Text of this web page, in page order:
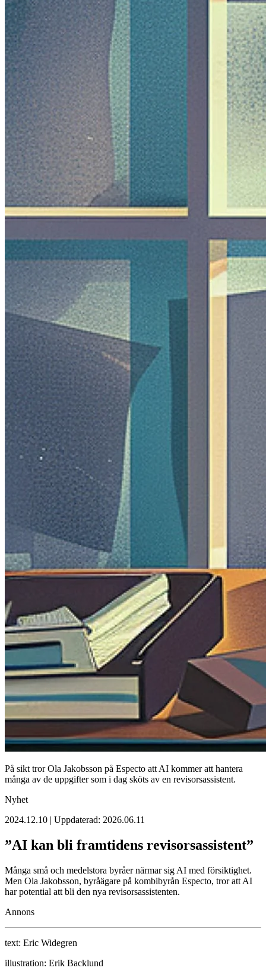
På sikt tror Ola Jakobsson på Especto att AI kommer att hantera
många av de uppgifter som i dag sköts av en revisorsassistent.
Nyhet
2024.12.10 | Uppdaterad: 2026.06.11
”AI kan bli framtidens revisorsassistent”
Många små och medelstora byråer närmar sig AI med försiktighet.
Men Ola Jakobsson, byråägare på kombibyrån Especto, tror att AI
har potential att bli den nya revisorsassistenten.
Annons
text: Eric Widegren
illustration: Erik Backlund